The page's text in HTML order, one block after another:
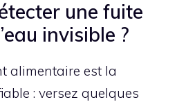
une fuite
invisible ?
alimentaire est la
: versez quelques